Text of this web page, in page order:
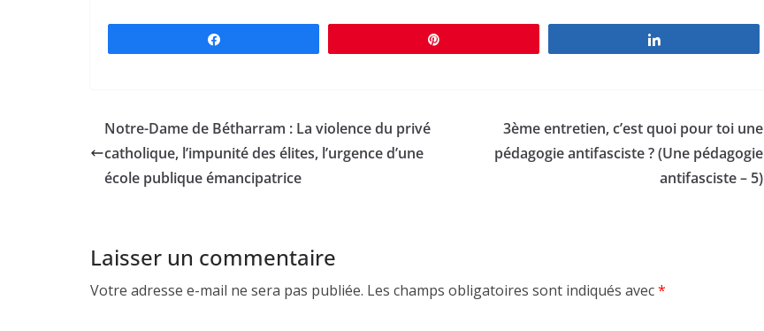
Notre-Dame de Bétharram : La violence du privé
catholique, l’impunité des élites, l’urgence d’une
école publique émancipatrice
3ème entretien, c’est quoi pour toi une
pédagogie antifasciste ? (Une pédagogie
antifasciste – 5)
Laisser un commentaire
Votre adresse e-mail ne sera pas publiée. Les champs obligatoires sont indiqués avec*